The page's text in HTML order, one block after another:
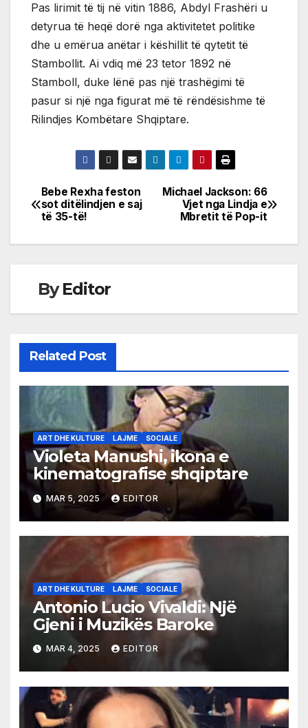
Pas lirimit të tij në vitin 1886, Abdyl Frashëri u
detyrua të heqë dorë nga aktivitetet politike
dhe u emërua anëtar i këshillit të qytetit të
Stambollit. Ai vdiq më 23 tetor 1892 në
Stamboll, duke lënë pas një trashëgimi të
pasur si një nga figurat më të rëndësishme të
Rilindjes Kombëtare Shqiptare.
Post
navigation
Michael Jackson: 66
Vjet nga Lindja e
Mbretit të Pop-it
Bebe Rexha feston
sot ditëlindjen e saj
të 35-të!
ByEditor
Related Post
ART DHE KULTURE LAJME SOCIALE
Violeta Manushi, ikona e
kinematografise shqiptare
MAR 5, 2025 EDITOR
ART DHE KULTURE LAJME SOCIALE
Antonio Lucio Vivaldi: Një
Gjeni i Muzikës Baroke
MAR 4, 2025 EDITOR